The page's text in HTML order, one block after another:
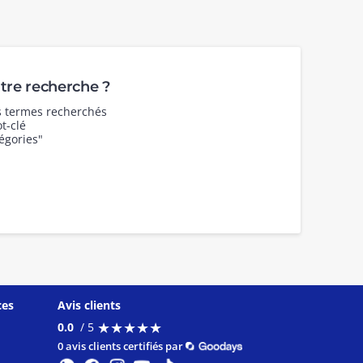
recherche ?
recherchés
clé
Avis clients
0.0 / 5 ★★★★★
★★★★★
0 avis clients certifiés par